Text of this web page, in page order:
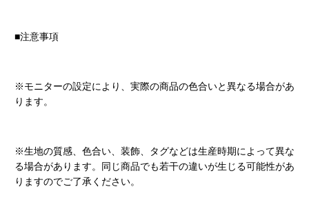
■注意事項
※モニターの設定により、実際の商品の色合いと異なる場合があ
ります。
※生地の質感、色合い、装飾、タグなどは生産時期によって異な
る場合があります。同じ商品でも若干の違いが生じる可能性があ
りますのでご了承ください。